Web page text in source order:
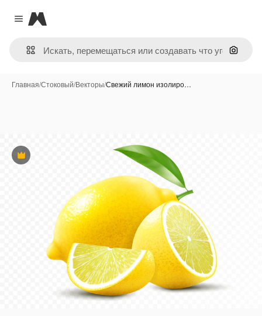
Close menu
Magnific
Поиск
Главная/Стоковый/Векторы/Свежий лимон изолиро…
Премиум